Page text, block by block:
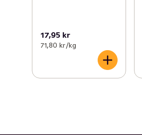
17,95 kr
71,80 kr /kg